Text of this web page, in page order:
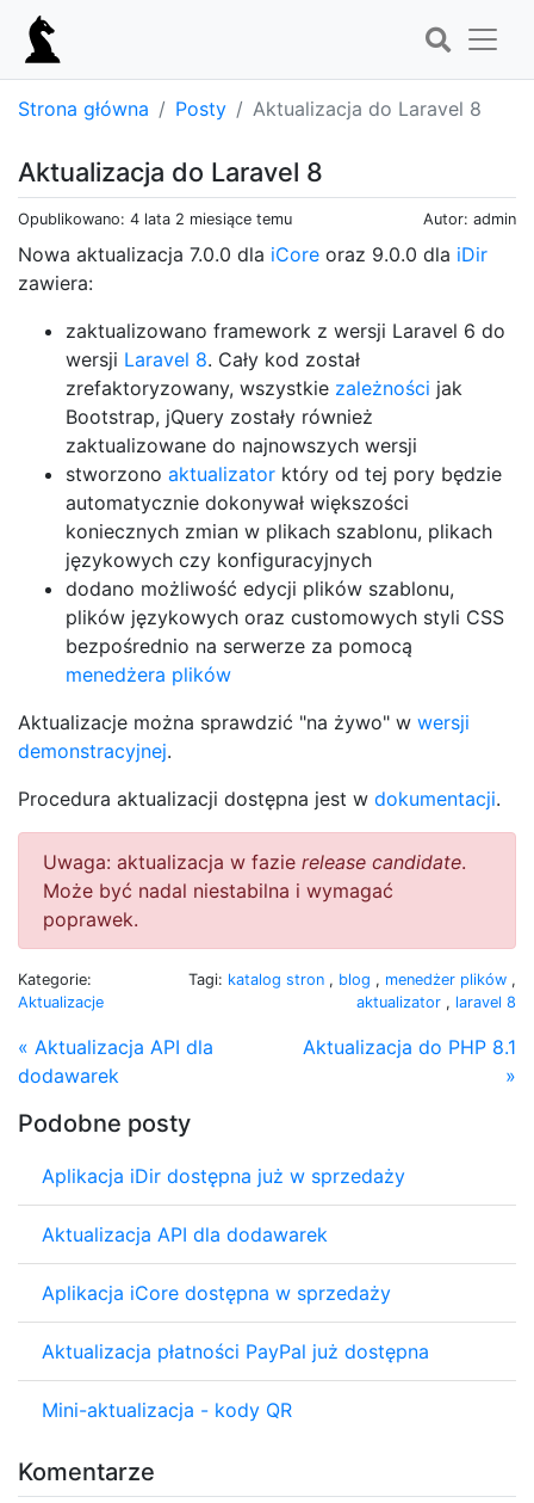
Strona główna Posty Aktualizacja do Laravel 8
Aktualizacja do Laravel 8
Opublikowano: 4 lata 2 miesiące temu Autor: admin
Nowa aktualizacja 7.0.0 dla iCore oraz 9.0.0 dla iDir
zawiera:
zaktualizowano framework z wersji Laravel 6 do
wersji Laravel 8. Cały kod został
zrefaktoryzowany, wszystkie zależności jak
Bootstrap, jQuery zostały również
zaktualizowane do najnowszych wersji
stworzono aktualizator który od tej pory będzie
automatycznie dokonywał większości
koniecznych zmian w plikach szablonu, plikach
językowych czy konfiguracyjnych
dodano możliwość edycji plików szablonu,
plików językowych oraz customowych styli CSS
bezpośrednio na serwerze za pomocą
menedżera plików
Aktualizacje można sprawdzić "na żywo" w wersji
demonstracyjnej.
Procedura aktualizacji dostępna jest w dokumentacji.
Uwaga: aktualizacja w fazie release candidate.
Może być nadal niestabilna i wymagać
poprawek.
Kategorie:
Aktualizacje
Tagi: katalog stron , blog , menedżer plików ,
aktualizator , laravel 8
« Aktualizacja API dla
dodawarek
Aktualizacja do PHP 8.1
»
Podobne posty
Aplikacja iDir dostępna już w sprzedaży
Aktualizacja API dla dodawarek
Aplikacja iCore dostępna w sprzedaży
Aktualizacja płatności PayPal już dostępna
Mini-aktualizacja - kody QR
Komentarze